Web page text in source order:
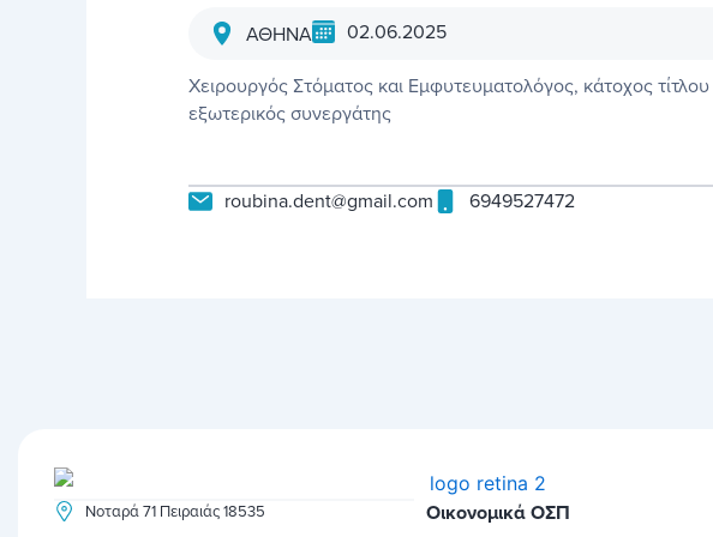
ΑΘΗΝΑ 02.06.2025
Χειρουργός Στόματος και Εμφυτευματολόγος, κάτοχος
εξωτερικός συνεργάτης
roubina.dent@gmail.com 6949527472
Νοταρά 71 Πειραιάς 18535 Οικονομικά ΟΣΠ